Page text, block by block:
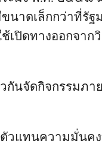
าดเล็กกว่าที่รัฐ
เปิดทางออกจา
กันจัดกิจกรรมภา
วแทนความมั่นค